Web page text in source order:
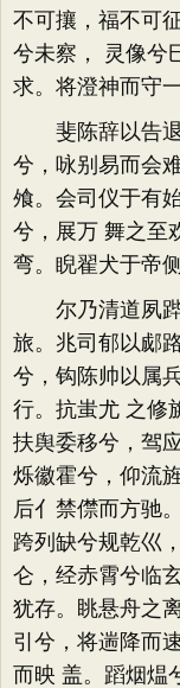
不可攘，福不可
兮未察， 灵像兮
求。将澄神而守
斐陈辞以告退
兮，咏别易而会
飧。会司仪于有
兮，展万 舞之至
弯。睨翟犬于帝
尔乃清道夙跸
旅。兆司郁以郕
兮，钩陈帅以属
行。抗蚩尤 之修
扶舆委移兮，驾
烁徽霍兮，仰流
后亻禁僸而方驰
跨列缺兮规乾巛
仑，经赤霄兮临
犹存。眺悬舟之
引兮，将遄降而
而映 盖。蹈烟煴